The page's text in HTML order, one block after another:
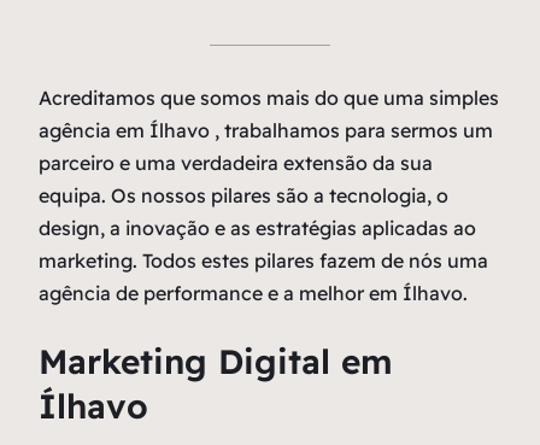
Acreditamos que somos mais do que uma simples
agência em Ílhavo , trabalhamos para sermos um
parceiro e uma verdadeira extensão da sua
equipa. Os nossos pilares são a tecnologia, o
design, a inovação e as estratégias aplicadas ao
marketing. Todos estes pilares fazem de nós uma
agência de performance e a melhor em Ílhavo.
Marketing Digital em
Ílhavo